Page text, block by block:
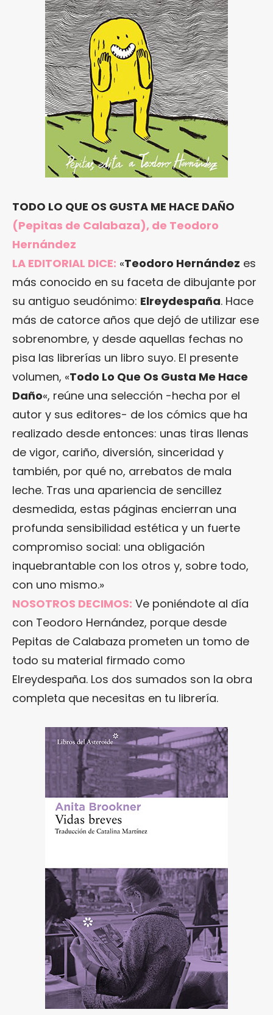
TODO LO QUE OS GUSTA ME HACE DAÑO
(Pepitas de Calabaza), de Teodoro
Hernández
LA EDITORIAL DICE: «Teodoro Hernández es
más conocido en su faceta de dibujante por
su antiguo seudónimo: Elreydespaña. Hace
más de catorce años que dejó de utilizar ese
sobrenombre, y desde aquellas fechas no
pisa las librerías un libro suyo. El presente
volumen, «Todo Lo Que Os Gusta Me Hace
Daño«, reúne una selección -hecha por el
autor y sus editores- de los cómics que ha
realizado desde entonces: unas tiras llenas
de vigor, cariño, diversión, sinceridad y
también, por qué no, arrebatos de mala
leche. Tras una apariencia de sencillez
desmedida, estas páginas encierran una
profunda sensibilidad estética y un fuerte
compromiso social: una obligación
inquebrantable con los otros y, sobre todo,
con uno mismo.»
NOSOTROS DECIMOS: Ve poniéndote al día
con Teodoro Hernández, porque desde
Pepitas de Calabaza prometen un tomo de
todo su material firmado como
Elreydespaña. Los dos sumados son la obra
completa que necesitas en tu librería.